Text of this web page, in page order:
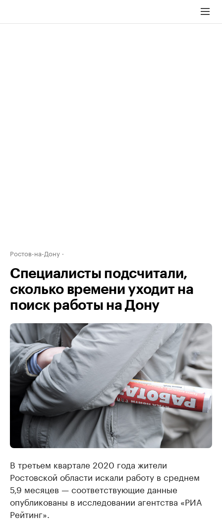
Ростов-на-Дону
Специалисты подсчитали,
сколько времени уходит на
поиск работы на Дону
В третьем квартале 2020 года жители
Ростовской области искали работу в среднем
5,9 месяцев — соответствующие данные
опубликованы в исследовании агентства «РИА
Рейтинг».